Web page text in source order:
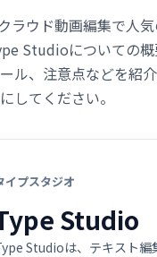
ウド動画編集で人気
Studioについての
ル、注意点などを紹
してください。
イプスタジオ
Studio
Studioは、テキスト編